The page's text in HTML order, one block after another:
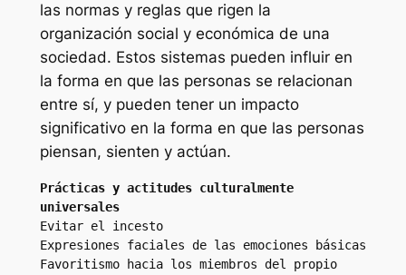
las normas y reglas que rigen la
organización social y económica de una
sociedad. Estos sistemas pueden influir en
la forma en que las personas se relacionan
entre sí, y pueden tener un impacto
significativo en la forma en que las personas
piensan, sienten y actúan.
Prácticas y actitudes culturalmente
universales
Evitar el incesto
Expresiones faciales de las emociones básicas
Favoritismo hacia los miembros del propio